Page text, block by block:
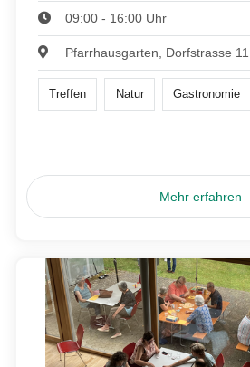
09:00 - 16:00 Uhr
Pfarrhausgarten, Dorfstrasse
Treffen Natur Gastronomie
Mehr erfahren